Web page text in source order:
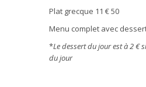
Plat grecque 11 €50
Menu complet avec
*Le dessert du jour està2€
du jour